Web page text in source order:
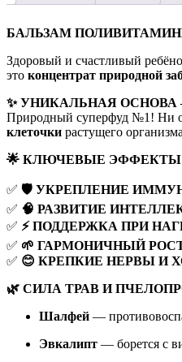
БАЛЬЗАМ
Здоровый и счастливый
это концентрат природной
✨ УНИКАЛЬНАЯ
Природный суперфуд №1! Ни
клеточки растущего
🌟 КЛЮЧЕВЫЕ
✅ 🛡️ УКРЕПЛЕНИЕ
✅ 🧠 РАЗВИТИЕ
✅ ⚡ ПОДДЕРЖКА ПРИ
✅ 🌱 ГАРМОНИЧНЫЙ
✅ 😊 КРЕПКИЕ НЕРВЫ И
🌿 СИЛА ТРАВ И
Шалфей —
Эвкалипт — борется с